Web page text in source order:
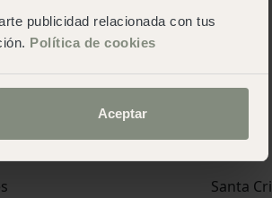
publicidad relacionada con tus
Política de cookies
Aceptar
Santa